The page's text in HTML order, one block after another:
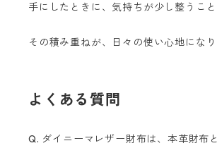
手にしたときに、気持ちが少し整うこと
その積み重ねが、日々の使い心地になり
よくある質問
Q. ダイニーマレザー財布は、本革財布